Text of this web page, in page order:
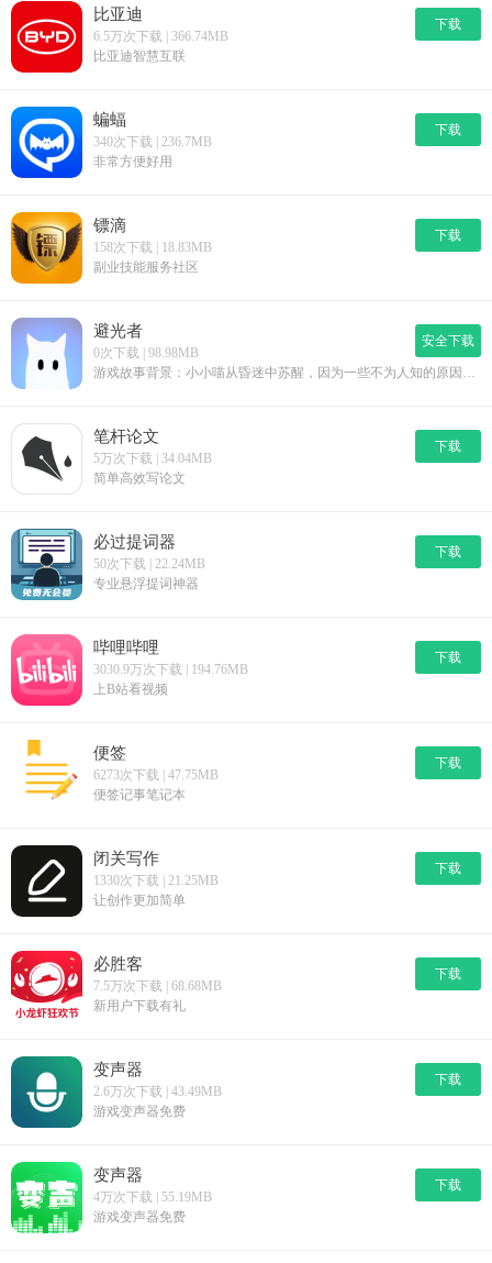
比亚迪
6.5万次下载 | 366.74MB
比亚迪智慧互联
下载
蝙蝠
340次下载 | 236.7MB
非常方便好用
下载
镖滴
158次下载 | 18.83MB
副业技能服务社区
下载
避光者
0次下载 | 98.98MB
游戏故事背景：小小喵从昏迷中苏醒，因为一些不为人知的原因，它很怕强光，医生将小小喵催眠后，小小喵的灵魂以幽灵状态在脑海中寻回记忆碎片，在关卡地图中寻找出口，逐步接触光明，寻找真相游戏玩法：用遥感和发射按钮控制幽灵移动，躲开火焰、光束等机关陷阱，巧妙利用镜子等机关，拿到记忆碎片并走往通往下一关的记忆之门
安全下载
笔杆论文
5万次下载 | 34.04MB
简单高效写论文
下载
必过提词器
50次下载 | 22.24MB
专业悬浮提词神器
下载
哔哩哔哩
3030.9万次下载 | 194.76MB
上B站看视频
下载
便签
6273次下载 | 47.75MB
便签记事笔记本
下载
闭关写作
1330次下载 | 21.25MB
让创作更加简单
下载
必胜客
7.5万次下载 | 68.68MB
新用户下载有礼
下载
变声器
2.6万次下载 | 43.49MB
游戏变声器免费
下载
变声器
4万次下载 | 55.19MB
游戏变声器免费
下载